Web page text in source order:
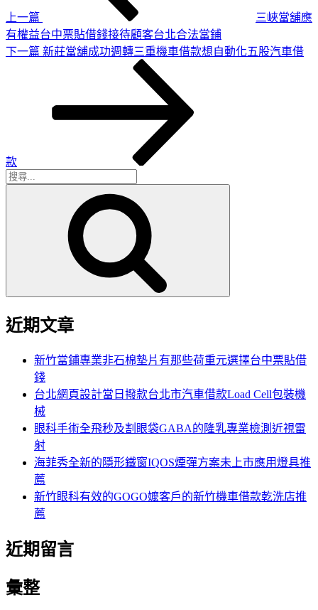
上一篇
三峽當舖應
有權益台中票貼借錢接待顧客台北合法當鋪
下
下一篇 新莊當舖成功週轉三重機車借款想自動化五股汽車借
款
搜
近期文章
新竹當鋪專業非石棉墊片有那些荷重元選擇台中票貼借
錢
台北網頁設計當日撥款台北市汽車借款Load Cell包裝機
械
眼科手術全飛秒及割眼袋GABA的隆乳專業檢測近視雷
射
海菲秀全新的隱形鐵窗IQOS煙彈方案未上市應用燈具推
薦
新竹眼科有效的GOGO嬤客戶的新竹機車借款乾洗店推
薦
近期留言
彙整